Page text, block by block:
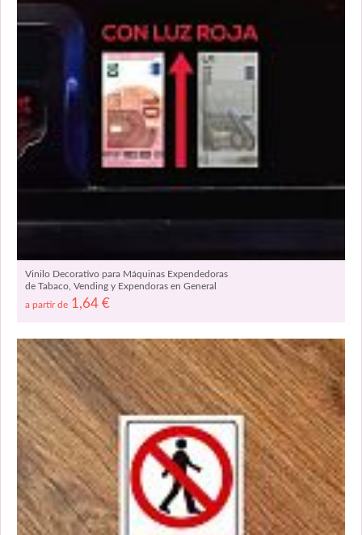
Vinilo Decorativo para Máquinas Expendedoras
de Tabaco, Vending y Expendoras en General
a partir de 1,64 €